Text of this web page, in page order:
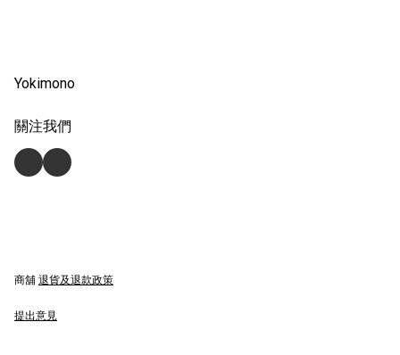
Yokimono
關注我們
商舖 退貨及退款政策
提出意見